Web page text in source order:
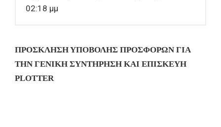
02:18 μμ
ΠΡΟΣΚΛΗΣΗ ΥΠΟΒΟΛΗΣ ΠΡΟΣΦΟΡΩΝ ΓΙΑ
ΤΗΝ ΓΕΝΙΚΗ ΣΥΝΤΗΡΗΣΗ ΚΑΙ ΕΠΙΣΚΕΥΗ
PLOTTER